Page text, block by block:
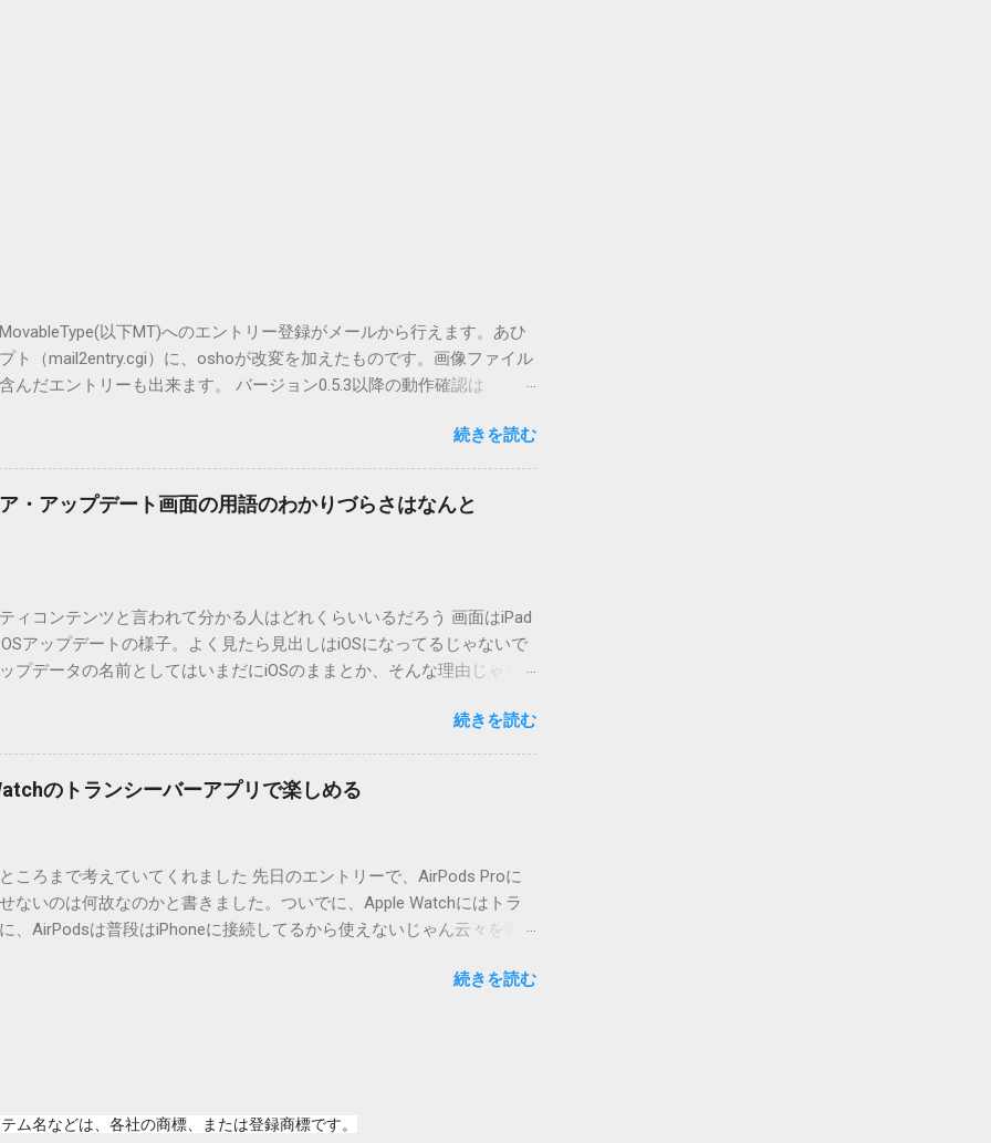
以下MT)へのエントリー登録がメールから行えます。あひ
ト（mail2entry.cgi）に、oshoが改変を加えたものです。画像ファイル
んだエントリーも出来ます。 バージョン0.5.3以降の動作確認は
です。（2004/12/4リリース）※0.6.3を公開しています。まだ心配な
ンクしていません。安定を求める方は0.5.3を、新版の機能が必要な方
こちら からどうぞ。 0.3.6までのバージョンに、エントリーが重複登録
ています。最新版へのアップデートを強くお勧めしてます。 mail-
はここをクリックしてください。 （Windowsから解凍したフォルダ
うフォルダと、同名のファイルが含まれていますが、関係ありません
降用の差分ファイルはこちら 。ZIP圧縮してまとめてあります。いまの
ョン番号を持つパッチを適用してください。バージョンが古い場合は
要があります。0.5.0以降は、パッチが正常に当てられるかどうかのチ
はどんなふうに使うものか説明し、設置方法は後述します。 使い方 メ
稿者）を、2行目にカテゴリを、それぞれ<>（半角文字）で囲って指
とカテゴリは事前にMTで作っておく必要があります。 <extend>
の指定の前後に文字があってはいけません。また、<>の中の文字は、
続きを読む
・アップデート画面の用語のわかりづらさはなんと
ィコンテンツと言われて分かる人はどれくらいいるだろう 画面はiPad
アップデートの様子。よく見たら見出しはiOSになってるじゃないで
プデータの名前としてはいまだにiOSのままとか、そんな理由じゃな
ートのセキュリティコンテンツについては、以下のWebサイトをご覧く
部分。 セキュリティコンテンツ…？ こんなブログをやっている私でも
ります。人によってはここで悩んだ結果、アップデートをしない人も出
すよ。アップデートに限らず、分からないけどやってみる人よりも、
からやらない人の方が多いと思います。経験上の感覚ですけれど。 さ
、該当するアップデートが未掲載だったりします。（もしかしたら、
定アイコンにアップデートがある旨のバッヂがつく頃には、ページの
ているのかもしれません） さらにさらに。スクショのiPad OS 13.2.2
のアップデートにはCVEの公開エントリがありません。」 もはや意味が
というと、セキュリティ上の脆弱性や事件について、固有の名前や番
続きを読む
のトランシーバーアプリで楽しめる
ころまで考えていてくれました 先日のエントリーで、AirPods Proに
ないのは何故なのかと書きました。ついでに、Apple Watchにはトラ
、AirPodsは普段はiPhoneに接続してるから使えないじゃん云々を書
になると思います。 iPhoneにAirPodsを接続した状態で、Apple Watch
ら聞こえてきます。 何も設定しなくても、期待した通りに自然につ
リティ。 ただ、交信終了後のAirPodsは、音楽再生を再開してはくれ
続きを読む
ム名などは、各社の商標、または登録商標です。